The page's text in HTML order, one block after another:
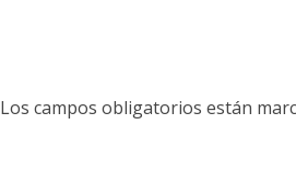
Los campos obligatorios están